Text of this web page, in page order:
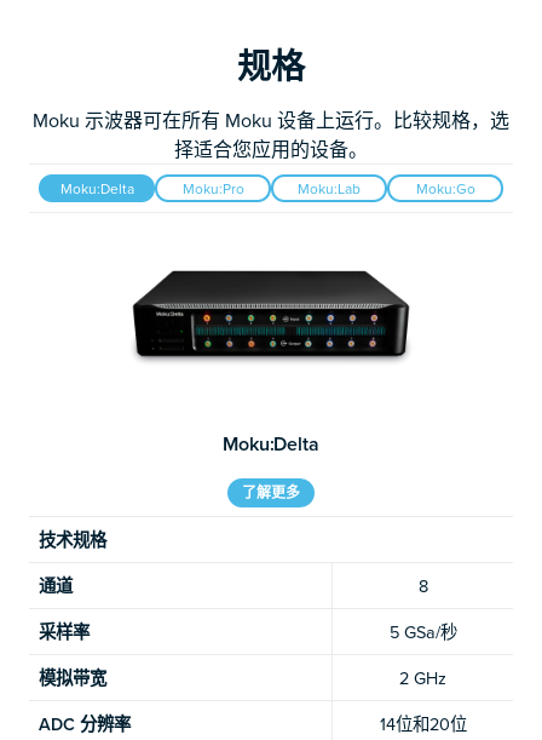
规格
Moku 示波器可在所有 Moku 设备上运行。比较规格，选
择适合您应用的设备。
Moku:Delta Moku:Pro Moku:Lab Moku:Go
Moku:Delta
了解更多
技术规格
通道
8
采样率
5 GSa/秒
模拟带宽
2 GHz
ADC 分辨率
14位和20位